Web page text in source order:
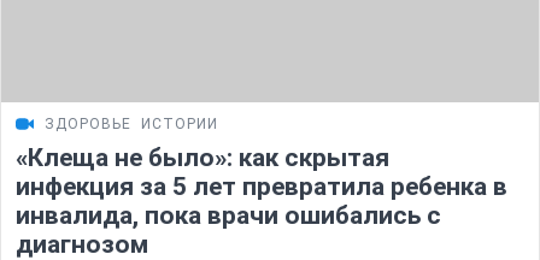
ЗДОРОВЬЕ ИСТОРИИ
«Клеща не было»: как скрытая
инфекция за 5 лет превратила ребенка в
инвалида, пока врачи ошибались с
диагнозом